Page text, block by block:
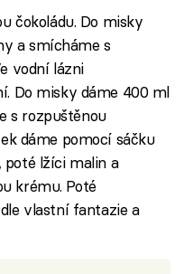
čokoládu. Do misky
a smícháme s
vodní lázni
Do misky dáme 400 ml
s rozpuštěnou
dáme pomocí sáčku
lžíci malin a
krému. Poté
vlastní fantazie a